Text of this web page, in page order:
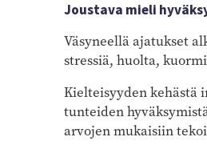
Joustava mieli
Väsyneellä ajatukset
stressiä, huolta,
Kielteisyyden kehästä
tunteiden
arvojen mukaisiin